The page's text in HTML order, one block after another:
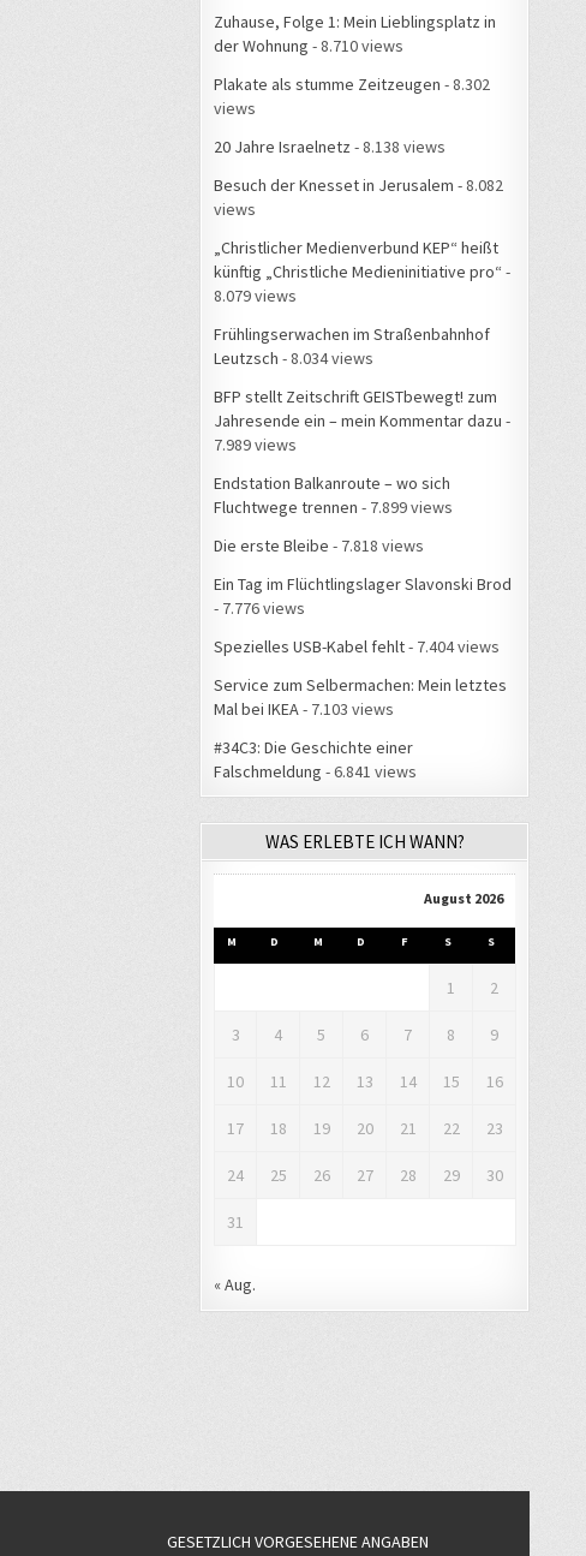
Zuhause, Folge 1: Mein Lieblingsplatz in
der Wohnung - 8.710 views
Plakate als stumme Zeitzeugen - 8.302
views
20 Jahre Israelnetz - 8.138 views
Besuch der Knesset in Jerusalem - 8.082
views
„Christlicher Medienverbund KEP“ heißt
künftig „Christliche Medieninitiative pro“ -
8.079 views
Frühlingserwachen im Straßenbahnhof
Leutzsch - 8.034 views
BFP stellt Zeitschrift GEISTbewegt! zum
Jahresende ein – mein Kommentar dazu -
7.989 views
Endstation Balkanroute – wo sich
Fluchtwege trennen - 7.899 views
Die erste Bleibe - 7.818 views
Ein Tag im Flüchtlingslager Slavonski Brod
- 7.776 views
Spezielles USB-Kabel fehlt- 7.404 views
Service zum Selbermachen: Mein letztes
Mal bei IKEA - 7.103 views
#34C3: Die Geschichte einer
Falschmeldung - 6.841 views
WAS ERLEBTE ICH WANN?
August 2026
M D M D F S S
1 2
3 4 5 6 7 8 9
10 11 12 13 14 15 16
17 18 19 20 21 22 23
24 25 26 27 28 29 30
31
« Aug.
GESETZLICH VORGESEHENE ANGABEN